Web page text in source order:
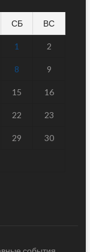
СБ ВС
1 2
8 9
15 16
22 23
29 30